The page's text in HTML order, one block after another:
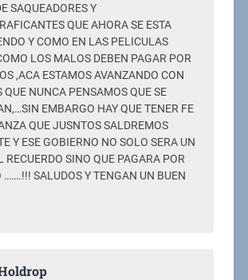
SAQUEADORES Y
QUE AHORA SE ESTA
Y COMO EN LAS PELICULAS
LOS MALOS DEBEN PAGAR POR
,ACA ESTAMOS AVANZANDO CON
QUE NUNCA PENSAMOS QUE SE
EMBARGO HAY QUE TENER FE
QUE JUSNTOS SALDREMOS
Y ESE GOBIERNO NO SOLO SERA UN
RECUERDO SINO QUE PAGARA POR
…….!!! SALUDOS Y TENGAN UN BUEN